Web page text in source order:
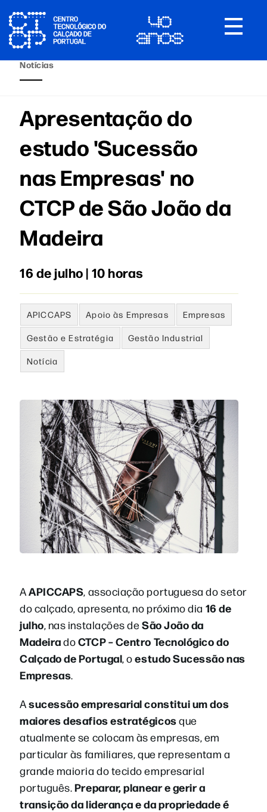
Toggle
Notícias
Apresentação do
estudo 'Sucessão
nas Empresas' no
CTCP de São João da
Madeira
16 de julho | 10 horas
APICCAPS Apoio às Empresas Empresas
Gestão e Estratégia Gestão Industrial
Notícia
AAPICCAPS, associação portuguesa do setor
do calçado, apresenta, no próximo dia 16 de
julho, nas instalações deSão João da
MadeiradoCTCP – Centro Tecnológico do
Calçado de Portugal, oestudo Sucessão nas
Empresas.
Asucessão empresarial constitui um dos
maiores desafios estratégicosque
atualmente se colocam às empresas, em
particular às familiares, que representam a
grande maioria do tecido empresarial
português.Preparar, planear egerir a
transição da liderança e da propriedade é